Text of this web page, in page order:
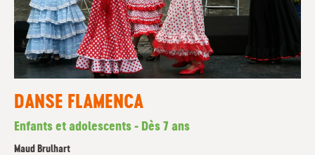
DANSE FLAMENCA
Enfants et adolescents - Dès 7 ans
Maud Brulhart